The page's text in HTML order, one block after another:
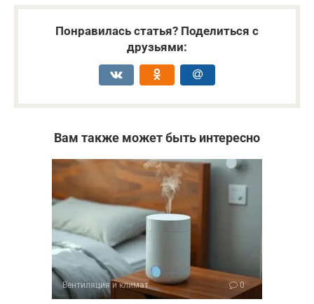
Понравилась статья? Поделиться с
друзьями:
Вам также может быть интересно
Вентиляция и климат 0